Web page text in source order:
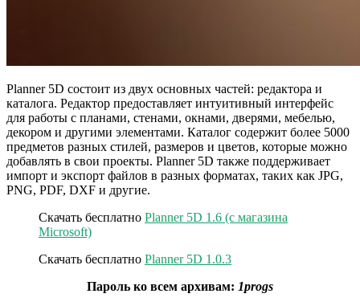
Planner 5D состоит из двух основных частей: редактора и
каталога. Редактор предоставляет интуитивный интерфейс
для работы с планами, стенами, окнами, дверями, мебелью,
декором и другими элементами. Каталог содержит более 5000
предметов разных стилей, размеров и цветов, которые можно
добавлять в свои проекты. Planner 5D также поддерживает
импорт и экспорт файлов в разных форматах, таких как JPG,
PNG, PDF, DXF и другие.
Скачать бесплатно Planner 5D 1.6 (с магазина
Microsoft)
Скачать бесплатно Planner 5D 1.0.3
Пароль ко всем архивам: 1progs